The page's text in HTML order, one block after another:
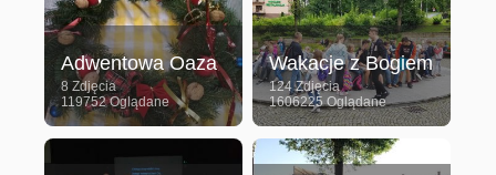
Adwentowa Oaza
8 Zdjęcia
119752 Oglądane
Wakacje z Bogiem
124 Zdjęcia
1606225 Oglądane